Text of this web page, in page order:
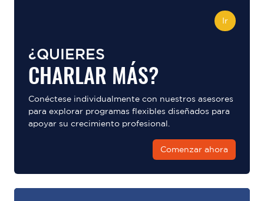
Ir
¿QUIERES
CHARLAR MÁS?
Conéctese individualmente con nuestros asesores
para explorar programas flexibles diseñados para
apoyar su crecimiento profesional.
Comenzar ahora